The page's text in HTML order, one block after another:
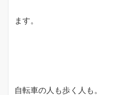
ます。
自転車の人も歩く人も。